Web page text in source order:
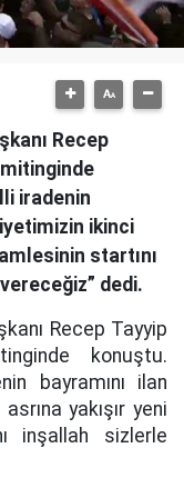
Recep
iradenin
ikinci
startını
dedi.
Recep Tayyip
konuştu.
bayramını ilan
yakışır yeni
inşallah sizlerle